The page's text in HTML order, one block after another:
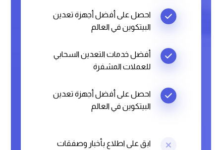
احصل على أفضل أجهزة تعدين
البيتكوين في العالم
أفضل خدمات التعدين السحابي
للعملات المشفرة
احصل على أفضل أجهزة تعدين
البيتكوين في العالم
ابق على اطلاع بأخبار وصفقات